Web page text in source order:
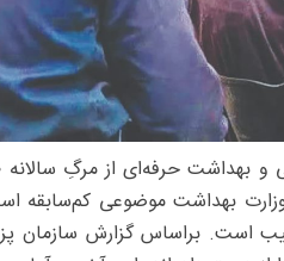
بهداشت موضوعی کم‌سابقه
است. براساس گزارش سازمان